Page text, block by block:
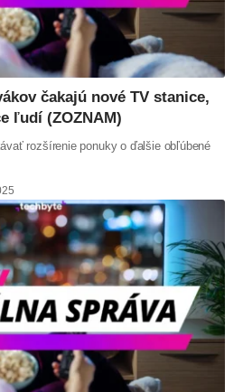
čakajú nové TV stanice,
ľudí (ZOZNAM)
rozšírenie ponuky o ďalšie obľúbené